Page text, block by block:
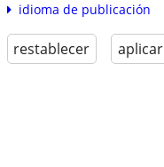
idioma de publicación
restablecer aplicar